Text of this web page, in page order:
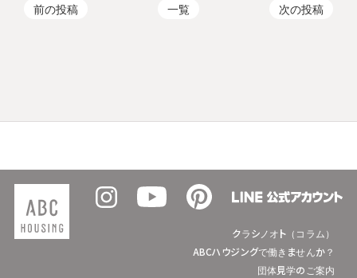
前の投稿 一覧 次の投稿
クラシノオト（コラム）
ABCハウジングで働きませんか？
団体見学のご案内